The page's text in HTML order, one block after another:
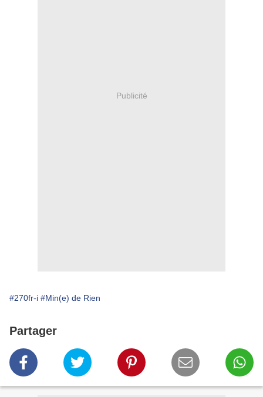
Publicité
#270fr-i #Min(e) de Rien
Partager